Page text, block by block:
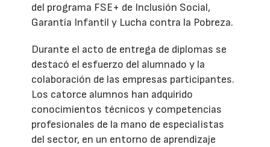
del programa FSE+ de Inclusión Social,
Garantía Infantil y Lucha contra la Pobreza.
Durante el acto de entrega de diplomas se
destacó el esfuerzo del alumnado y la
colaboración de las empresas participantes.
Los catorce alumnos han adquirido
conocimientos técnicos y competencias
profesionales de la mano de especialistas
del sector, en un entorno de aprendizaje